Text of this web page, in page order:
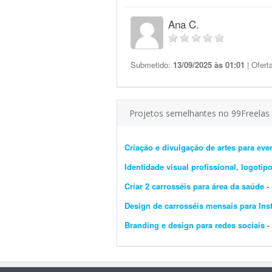
Ana C.
Submetido: 13/09/2025 às 01:01 |
Projetos semelhantes no 99Freelas
Criação e divulgação de artes para
Identidade visual profissional,
Criar 2 carrosséis para área da saúde -
Design de carrosséis mensais para
Branding e design para redes sociais -